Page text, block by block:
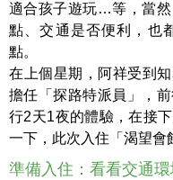
適合孩子遊玩…等，當
點、交通是否便利，也
點。
在上個星期，阿祥受到
擔任「探路特派員」，
行2天1夜的體驗，在接
一下，此次入住「渴望會
準備入住：看看交通